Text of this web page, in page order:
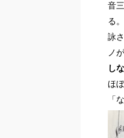
音
る
詠
ノ
し
ほ
「